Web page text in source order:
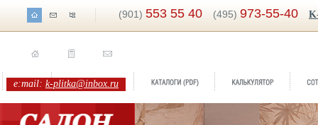
(901) 553 55 40 (495) 973-55-40
e:mail: k-plitka@inbox.ru